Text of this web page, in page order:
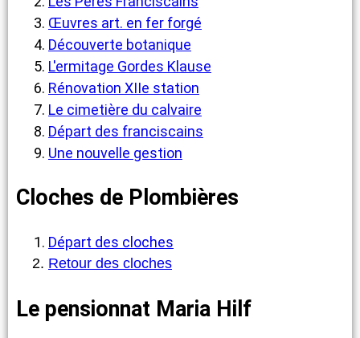
Œuvres art. en fer forgé
Découverte botanique
L'ermitage Gordes Klause
Rénovation XIIe station
Le cimetière du calvaire
Départ des franciscains
Une nouvelle gestion
Cloches de Plombières
Départ des cloches
Retour des cloches
Le pensionnat Maria Hilf